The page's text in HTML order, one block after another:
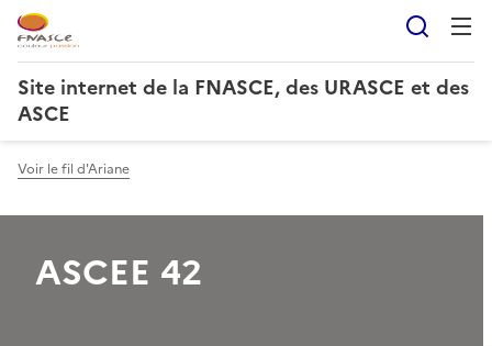
Site internet de la FNASCE, des URASCE et des
ASCE
Voir le fil d'Ariane
ASCEE 42